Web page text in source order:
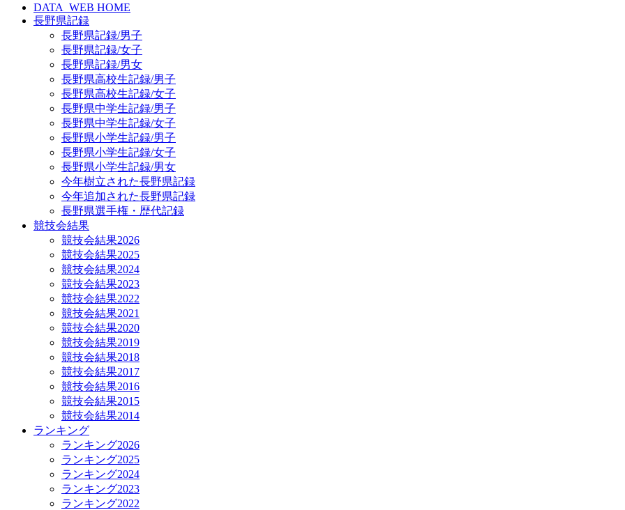
DATA_WEB HOME
長野県記録
長野県記録/男子
長野県記録/女子
長野県記録/男女
長野県高校生記録/男子
長野県高校生記録/女子
長野県中学生記録/男子
長野県中学生記録/女子
長野県小学生記録/男子
長野県小学生記録/女子
長野県小学生記録/男女
今年樹立された長野県記録
今年追加された長野県記録
長野県選手権・歴代記録
競技会結果
競技会結果2026
競技会結果2025
競技会結果2024
競技会結果2023
競技会結果2022
競技会結果2021
競技会結果2020
競技会結果2019
競技会結果2018
競技会結果2017
競技会結果2016
競技会結果2015
競技会結果2014
ランキング
ランキング2026
ランキング2025
ランキング2024
ランキング2023
ランキング2022